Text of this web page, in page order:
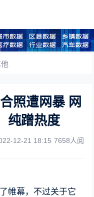
照遭网暴 网
纯蹭热度
12-21 18:15 7658人阅
帷幕，不过关于它